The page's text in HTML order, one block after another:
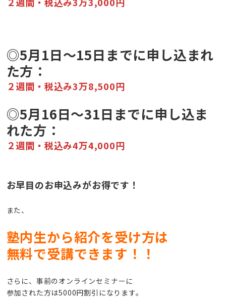
◎5月1日～15日までに申し込まれ
た方：
２週間・税込み3万8,500円
◎5月16日～31日までに申し込ま
れた方：
２週間・税込み4万4,000円
お早目のお申込みがお得です！
また、
塾内生から紹介を受け方は
無料で受講できます！！
さらに、事前のオンラインセミナーに
参加された方は5000円割引になります。